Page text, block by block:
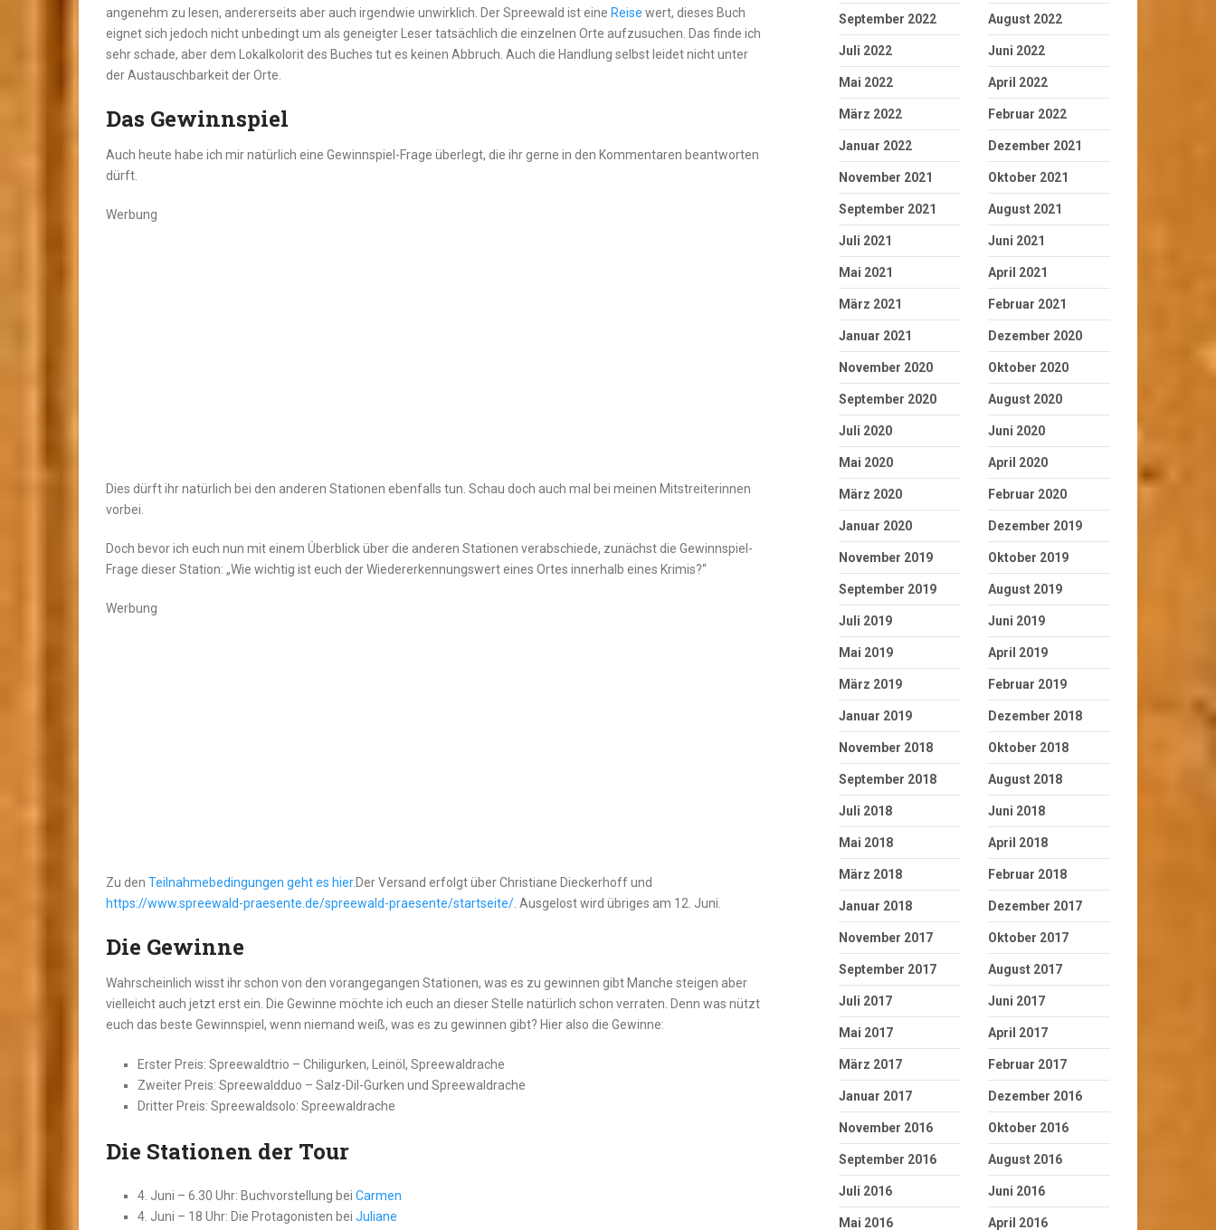
angenehm zu lesen, andererseits aber auch irgendwie unwirklich. Der Spreewald ist eine Reise wert, dieses Buch
eignet sich jedoch nicht unbedingt um als geneigter Leser tatsächlich die einzelnen Orte aufzusuchen. Das finde ich
sehr schade, aber dem Lokalkolorit des Buches tut es keinen Abbruch. Auch die Handlung selbst leidet nicht unter
der Austauschbarkeit der Orte.
Das Gewinnspiel
Auch heute habe ich mir natürlich eine Gewinnspiel-Frage überlegt, die ihr gerne in den Kommentaren beantworten
dürft.
Werbung
Dies dürft ihr natürlich bei den anderen Stationen ebenfalls tun. Schau doch auch mal bei meinen Mitstreiterinnen
vorbei.
Doch bevor ich euch nun mit einem Überblick über die anderen Stationen verabschiede, zunächst die Gewinnspiel-
Frage dieser Station: „Wie wichtig ist euch der Wiedererkennungswert eines Ortes innerhalb eines Krimis?“
Werbung
Zu den Teilnahmebedingungen geht es hier. Der Versand erfolgt über Christiane Dieckerhoff und
https://www.spreewald-praesente.de/spreewald-praesente/startseite/ . Ausgelost wird übriges am 12. Juni.
Die Gewinne
Wahrscheinlich wisst ihr schon von den vorangegangen Stationen, was es zu gewinnen gibt Manche steigen aber
vielleicht auch jetzt erst ein. Die Gewinne möchte ich euch an dieser Stelle natürlich schon verraten. Denn was nützt
euch das beste Gewinnspiel, wenn niemand weiß, was es zu gewinnen gibt? Hier also die Gewinne:
Erster Preis: Spreewaldtrio – Chiligurken, Leinöl, Spreewaldrache
Zweiter Preis: Spreewaldduo – Salz-Dil-Gurken und Spreewaldrache
Dritter Preis: Spreewaldsolo: Spreewaldrache
Die Stationen der Tour
4. Juni – 6.30 Uhr: Buchvorstellung bei Carmen
4. Juni – 18 Uhr: Die Protagonisten bei Juliane
September 2022 August 2022
Juli 2022 Juni 2022
Mai 2022 April 2022
März 2022 Februar 2022
Januar 2022 Dezember 2021
November 2021 Oktober 2021
September 2021 August 2021
Juli 2021 Juni 2021
Mai 2021 April 2021
März 2021 Februar 2021
Januar 2021 Dezember 2020
November 2020 Oktober 2020
September 2020 August 2020
Juli 2020 Juni 2020
Mai 2020 April 2020
März 2020 Februar 2020
Januar 2020 Dezember 2019
November 2019 Oktober 2019
September 2019 August 2019
Juli 2019 Juni 2019
Mai 2019 April 2019
März 2019 Februar 2019
Januar 2019 Dezember 2018
November 2018 Oktober 2018
September 2018 August 2018
Juli 2018 Juni 2018
Mai 2018 April 2018
März 2018 Februar 2018
Januar 2018 Dezember 2017
November 2017 Oktober 2017
September 2017 August 2017
Juli 2017 Juni 2017
Mai 2017 April 2017
März 2017 Februar 2017
Januar 2017 Dezember 2016
November 2016 Oktober 2016
September 2016 August 2016
Juli 2016 Juni 2016
Mai 2016 April 2016